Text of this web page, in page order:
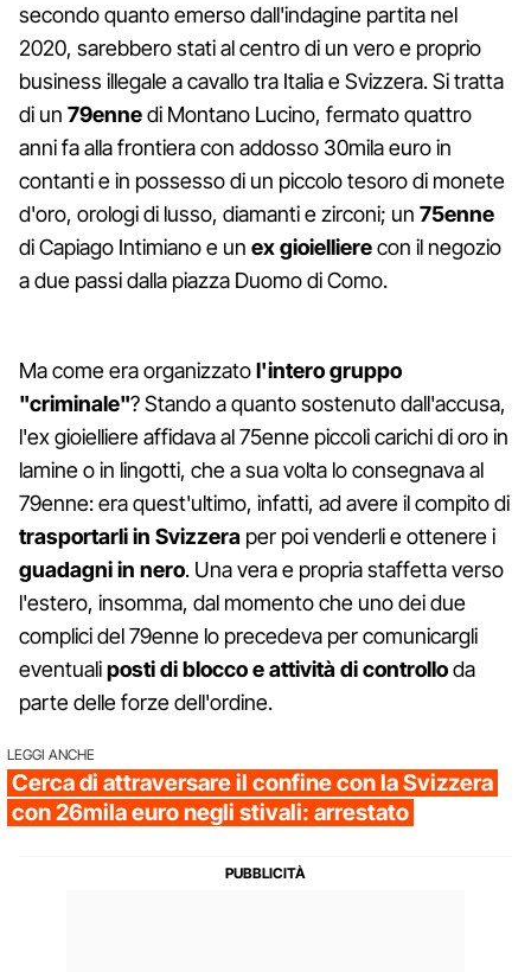
secondo quanto emerso dall'indagine partita nel
2020, sarebbero stati al centro di un vero e proprio
business illegale a cavallo tra Italia e Svizzera. Si tratta
di un 79ennedi Montano Lucino, fermato quattro
anni fa alla frontiera con addosso 30mila euro in
contanti e in possesso di un piccolo tesoro di monete
d'oro, orologi di lusso, diamanti e zirconi; un 75enne
di Capiago Intimiano e un ex gioiellierecon il negozio
a due passi dalla piazza Duomo di Como.
Ma come era organizzatol'intero gruppo
"criminale"? Stando a quanto sostenuto dall'accusa,
l'ex gioielliere affidava al 75enne piccoli carichi di oro in
lamine o in lingotti, che a sua volta lo consegnava al
79enne: era quest'ultimo, infatti, ad avere il compito di
trasportarli in Svizzera per poi venderli e ottenere i
guadagni in nero. Una vera e propria staffetta verso
l'estero, insomma, dal momento che uno dei due
complici del 79enne lo precedeva per comunicargli
eventualiposti di blocco e attività di controlloda
parte delle forze dell'ordine.
LEGGI ANCHE
Cerca di attraversare il confine con la Svizzera
con 26mila euro negli stivali: arrestato